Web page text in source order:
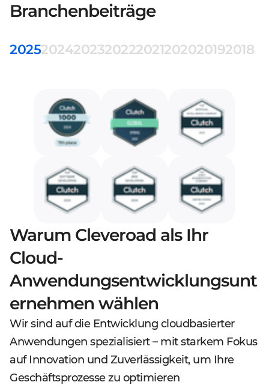
Branchenbeiträge
20252024202320222021202020192018
Warum Cleveroad als Ihr
Cloud-
Anwendungsentwicklungsunt
ernehmen wählen
Wir sind auf die Entwicklung cloudbasierter
Anwendungen spezialisiert – mit starkem Fokus
auf Innovation und Zuverlässigkeit, um Ihre
Geschäftsprozesse zu optimieren